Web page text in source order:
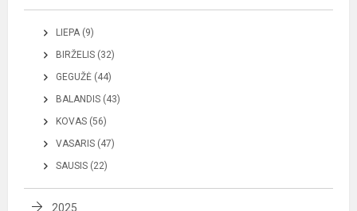
LIEPA (9)
BIRŽELIS (32)
GEGUŽĖ (44)
BALANDIS (43)
KOVAS (56)
VASARIS (47)
SAUSIS (22)
2025